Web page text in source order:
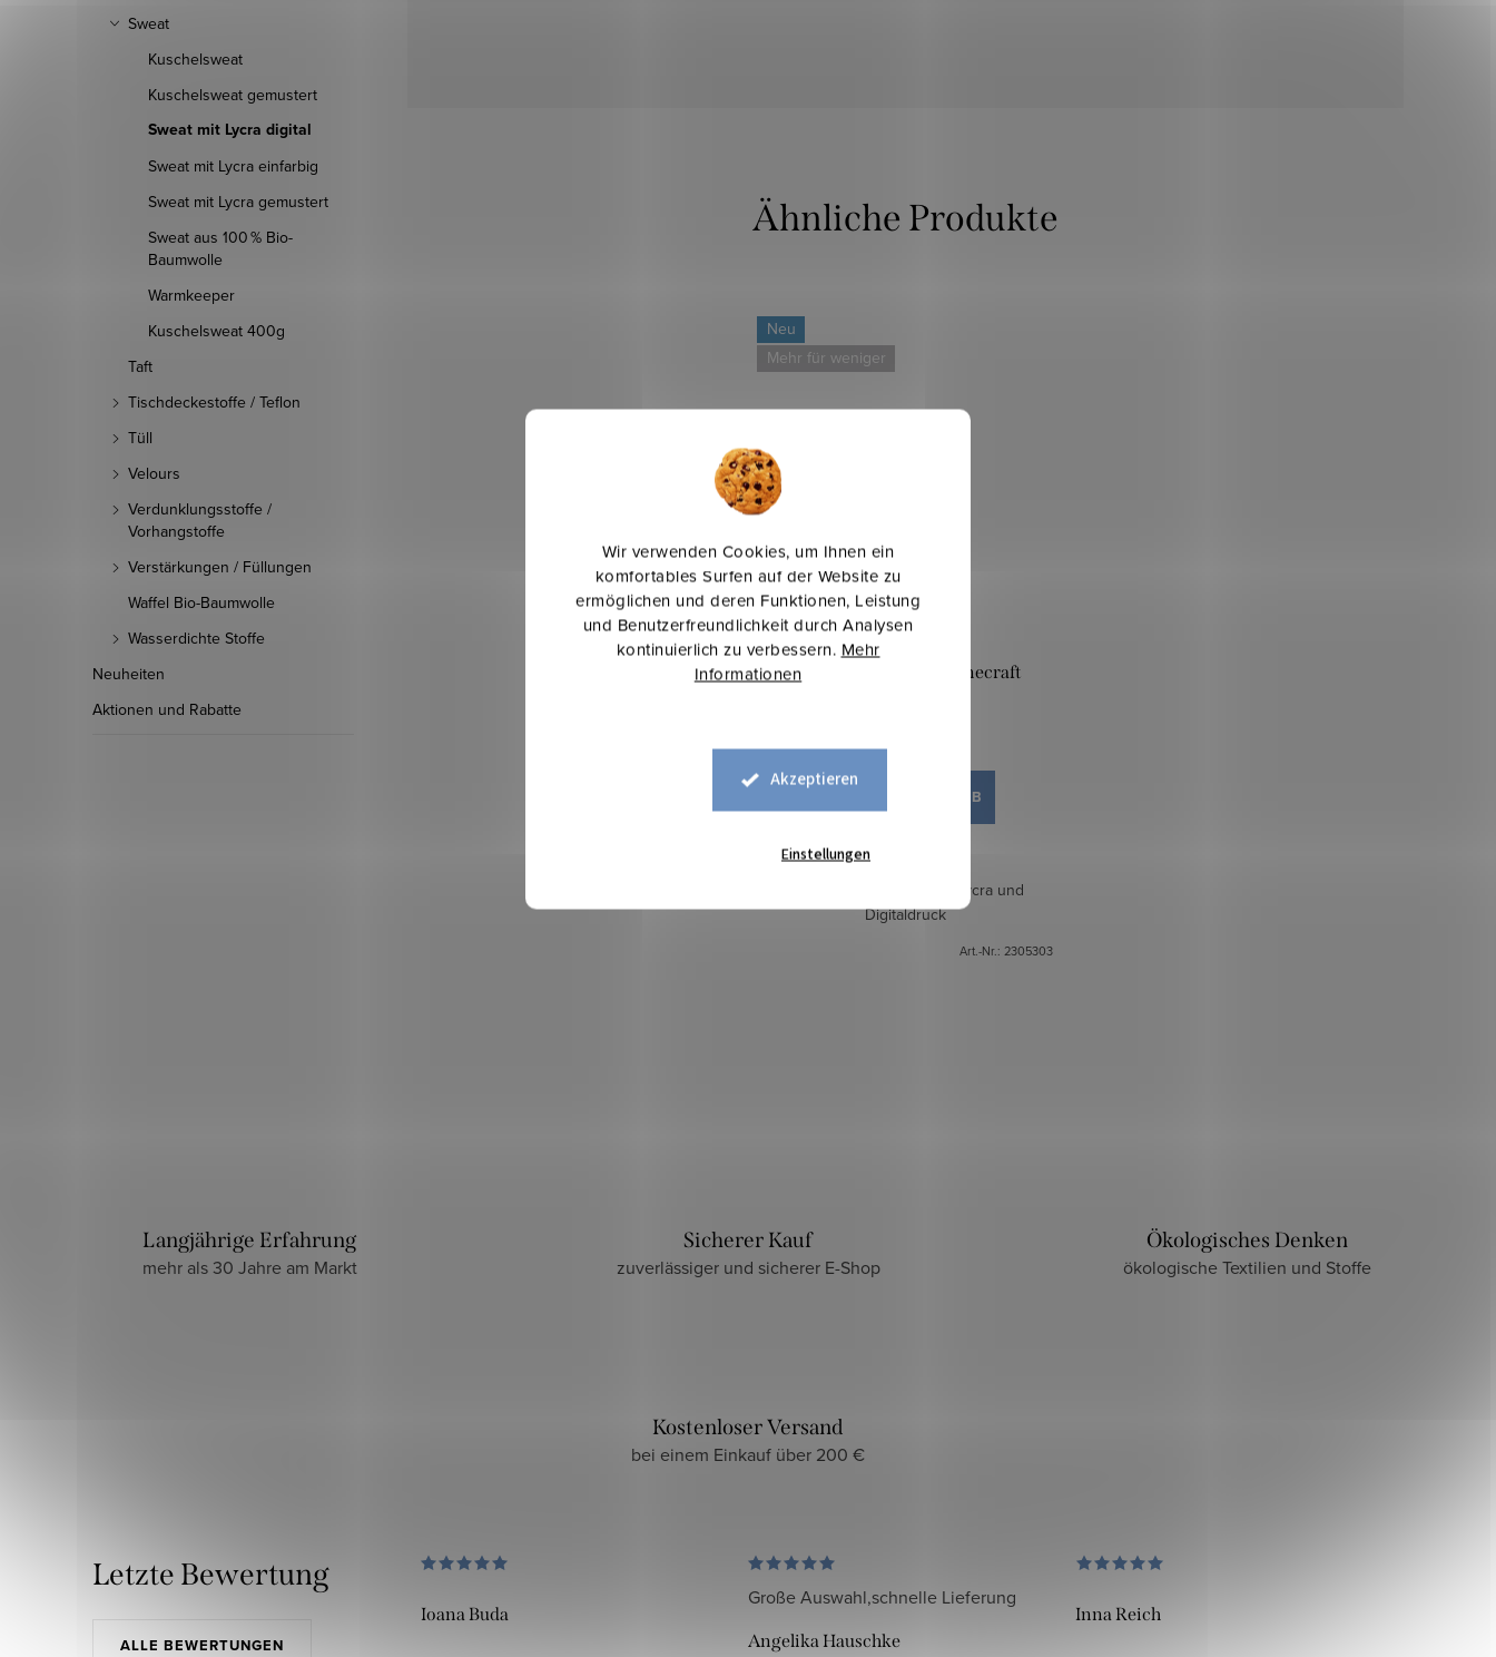
Wir verwenden Cookies, um Ihnen ein
komfortables Surfen auf der Website zu
ermöglichen und deren Funktionen, Leistung
und Benutzerfreundlichkeit durch Analysen
kontinuierlich zu verbessern. Mehr
Informationen
Akzeptieren
Einstellungen
Sweat
Kuschelsweat
Kuschelsweat gemustert
Sweat mit Lycra digital
Sweat mit Lycra einfarbig
Sweat mit Lycra gemustert
Sweat aus 100 % Bio-
Baumwolle
Warmkeeper
Kuschelsweat 400g
Taft
Tischdeckestoffe / Teflon
Tüll
Velours
Verdunklungsstoffe /
Vorhangstoffe
Verstärkungen / Füllungen
Waffel Bio-Baumwolle
Wasserdichte Stoffe
Neuheiten
Aktionen und Rabatte
Neu
Mehr für weniger
Sweatstoff Digital - Minecraft
16,40 €
IN DEN WARENKORB
Auf Lager
Baumwoll-Sweatstoff mit Lycra und
Digitaldruck
Art.-Nr.: 2305303
Langjährige Erfahrung
mehr als 30 Jahre am Markt
Sicherer Kauf
zuverlässiger und sicherer E-Shop
Ökologisches Denken
ökologische Textilien und Stoffe
Kostenloser Versand
bei einem Einkauf über 200 €
Letzte Bewertung
ALLE BEWERTUNGEN
Ioana Buda
Große Auswahl,schnelle Lieferung
Angelika Hauschke
Inna Reich